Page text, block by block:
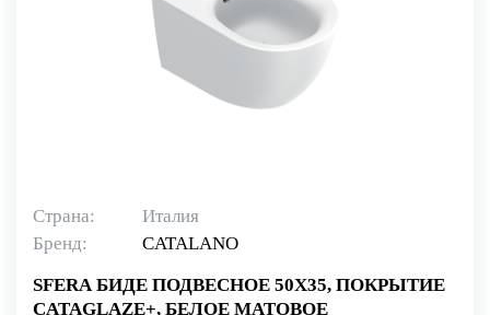
Страна:
Италия
Бренд:
CATALANO
SFERA БИДЕ ПОДВЕСНОЕ 50Х35, ПОКРЫТИЕ
CATAGLAZE+, БЕЛОЕ МАТОВОЕ